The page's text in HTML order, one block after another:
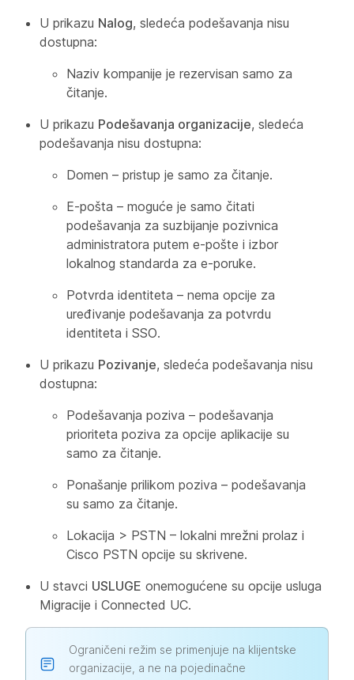
U prikazu Nalog, sledeća podešavanja nisu
dostupna:
Naziv kompanije je rezervisan samo za
čitanje.
U prikazu Podešavanja organizacije, sledeća
podešavanja nisu dostupna:
Domen – pristup je samo za čitanje.
E-pošta – moguće je samo čitati
podešavanja za suzbijanje pozivnica
administratora putem e-pošte i izbor
lokalnog standarda za e-poruke.
Potvrda identiteta – nema opcije za
uređivanje podešavanja za potvrdu
identiteta i SSO.
U prikazu Pozivanje, sledeća podešavanja nisu
dostupna:
Podešavanja poziva – podešavanja
prioriteta poziva za opcije aplikacije su
samo za čitanje.
Ponašanje prilikom poziva – podešavanja
su samo za čitanje.
Lokacija > PSTN – lokalni mrežni prolaz i
Cisco PSTN opcije su skrivene.
U stavci USLUGE onemogućene su opcije usluga
Migracije i Connected UC.
Ograničeni režim se primenjuje na klijentske
organizacije, a ne na pojedinačne